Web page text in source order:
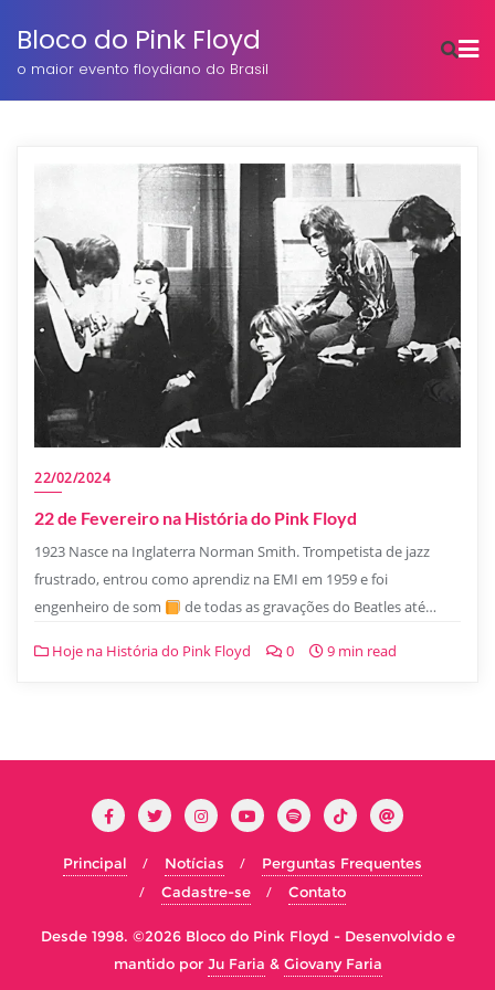
conteúdo
Bloco do Pink Floyd
o maior evento floydiano do Brasil
22/02/2024
22 de Fevereiro na História do Pink Floyd
1923 Nasce na Inglaterra Norman Smith. Trompetista de jazz
frustrado, entrou como aprendiz na EMI em 1959 e foi
engenheiro de som
de todas as gravações do Beatles até…
Hoje na História do Pink Floyd 0 9 min read
Principal Notícias
Perguntas Frequentes
Cadastre-se
Contato
Desde 1998. ©2026 Bloco do Pink Floyd -Desenvolvido e
mantido por Ju Faria & Giovany Faria